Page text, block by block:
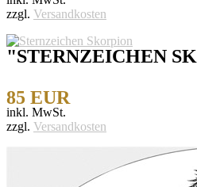
zzgl. Versandkosten
"STERNZEICHEN
85 EUR
inkl. MwSt.
zzgl. Versandkosten